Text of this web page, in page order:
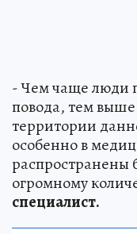
- Чем чаще люди
повода, тем выше
территории
особенно в
распространены
огромному
специалист.